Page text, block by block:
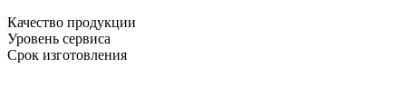
Качество продукции
Уровень сервиса
Срок изготовления